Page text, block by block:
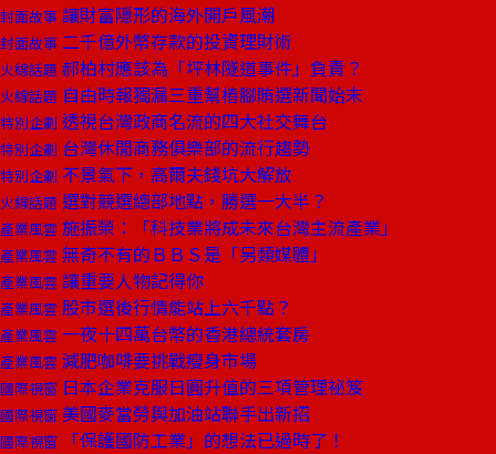
封面故事 讓財富隱形的海外開戶風潮
封面故事 二千億外幣存款的投資理財術
火線話題 郝柏村應該為「坪林隧道事件」負責？
火線話題 自由時報獨漏三重幫樁腳賄選新聞始末
特別企劃 透視台灣政商名流的四大社交舞台
特別企劃 台灣休閒商務俱樂部的流行趨勢
特別企劃 不景氣下，高爾夫錢坑大解放
火線話題 選對競選總部地點，勝選一大半？
產業風雲 施振榮：「科技業將成未來台灣主流產業」
產業風雲 無奇不有的ＢＢＳ是「另類媒體」
產業風雲 讓重要人物記得你
產業風雲 股市選後行情能站上六千點？
產業風雲 一夜十四萬台幣的香港總統套房
產業風雲 減肥咖啡要挑戰瘦身市場
國際視窗 日本企業克服日圓升值的三項管理祕笈
國際視窗 美國麥當勞與加油站聯手出新招
國際視窗 「保護國防工業」的想法已過時了！